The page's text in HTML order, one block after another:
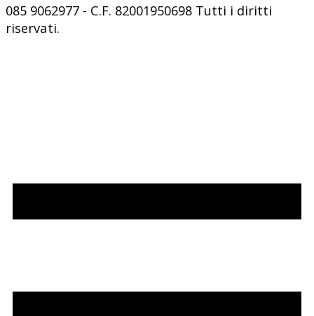
085 9062977 - C.F. 82001950698 Tutti i diritti
riservati.